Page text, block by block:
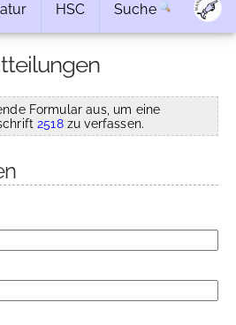
HSC Suche
Formular aus, um eine
2518zu verfassen.